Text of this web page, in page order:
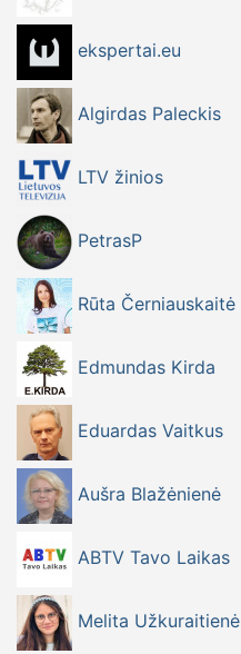
ekspertai.eu
Algirdas Paleckis
LTV žinios
PetrasP
Rūta Černiauskaitė
Edmundas Kirda
Eduardas Vaitkus
Aušra Blažėnienė
ABTV Tavo Laikas
Melita Užkuraitienė